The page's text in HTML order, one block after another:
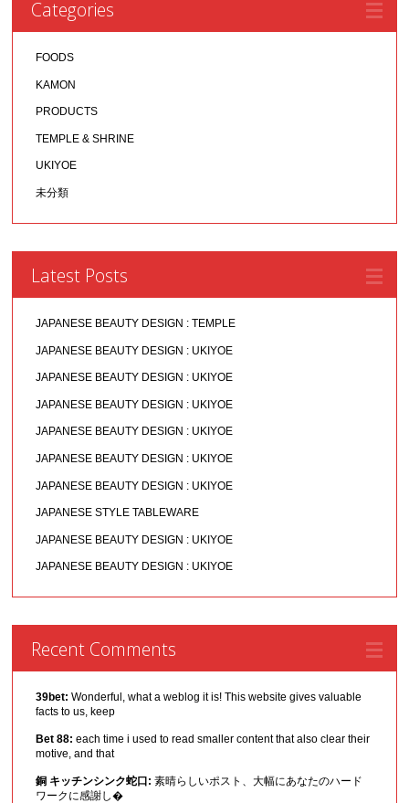
Categories
FOODS
KAMON
PRODUCTS
TEMPLE & SHRINE
UKIYOE
未分類
Latest Posts
JAPANESE BEAUTY DESIGN : TEMPLE
JAPANESE BEAUTY DESIGN : UKIYOE
JAPANESE BEAUTY DESIGN : UKIYOE
JAPANESE BEAUTY DESIGN : UKIYOE
JAPANESE BEAUTY DESIGN : UKIYOE
JAPANESE BEAUTY DESIGN : UKIYOE
JAPANESE BEAUTY DESIGN : UKIYOE
JAPANESE STYLE TABLEWARE
JAPANESE BEAUTY DESIGN : UKIYOE
JAPANESE BEAUTY DESIGN : UKIYOE
Recent Comments
39bet: Wonderful, what a weblog it is! This website gives valuable
facts to us, keep
Bet 88: each time i used to read smaller content that also clear their
motive, and that
銅 キッチンシンク蛇口: 素晴らしいポスト、大幅にあなたのハード
ワークに感謝し�